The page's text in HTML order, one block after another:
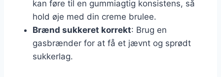
kan føre til en gummiagtig konsistens, så
hold øje med din creme brulee.
Brænd sukkeret korrekt: Brug en
gasbrænder for at få et jævnt og sprødt
sukkerlag.